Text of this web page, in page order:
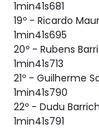
1min41s681
19º - Ricardo
1min41s695
20º - Rubens
1min41s713
21º - Guilherme
1min41s790
22º - Dudu
1min41s791